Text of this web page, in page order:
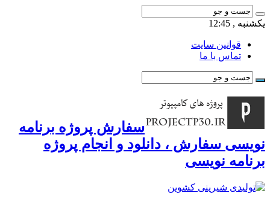
یکشنبه , 12:45
قوانین سایت
تماس با ما
سفارش پروژه برنامه
نویسی سفارش ، دانلود و انجام پروژه
برنامه نویسی